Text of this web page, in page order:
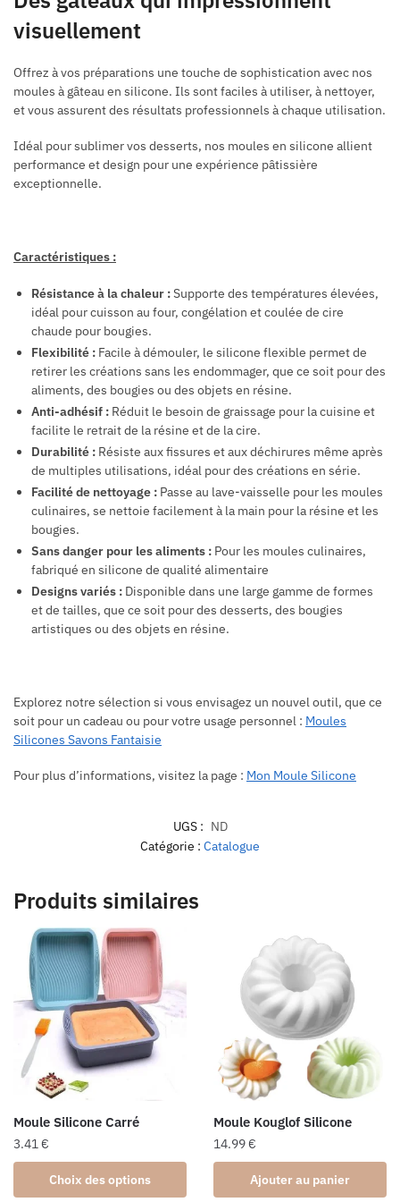
visuellement
Offrez à vos préparations une touche de sophistication avec nos
moules à gâteau en silicone. Ils sont faciles à utiliser, à nettoyer,
et vous assurent des résultats professionnels à chaque utilisation.
Idéal pour sublimer vos desserts, nos moules en silicone allient
performance et design pour une expérience pâtissière
exceptionnelle.
Caractéristiques :
Résistance à la chaleur :Supporte des températures élevées,
idéal pour cuisson au four, congélation et coulée de cire
chaude pour bougies.
Flexibilité : Facile à démouler, le silicone flexible permet de
retirer les créations sans les endommager, que ce soit pour des
aliments, des bougies ou des objets en résine.
Anti-adhésif : Réduit le besoin de graissage pour la cuisine et
facilite le retrait de la résine et de la cire.
Durabilité : Résiste aux fissures et aux déchirures même après
de multiples utilisations, idéal pour des créations en série.
Facilité de nettoyage : Passe au lave-vaisselle pour les moules
culinaires, se nettoie facilement à la main pour la résine et les
bougies.
Sans danger pour les aliments : Pour les moules culinaires,
fabriqué en silicone de qualité alimentaire
Designs variés : Disponible dans une large gamme de formes
et de tailles, que ce soit pour des desserts, des bougies
artistiques ou des objets en résine.
Explorez notre sélection si vous envisagez un nouvel outil, que ce
soit pour un cadeau ou pour votre usage personnel : Moules
Silicones Savons Fantaisie
Pour plus d’informations, visitez la page : Mon Moule Silicone
UGS : ND
Catégorie : Catalogue
Produits similaires
Moule Silicone Carré
3.41€
Choix des options
produit
Moule Kouglof Silicone
14.99€
Ajouter au panier